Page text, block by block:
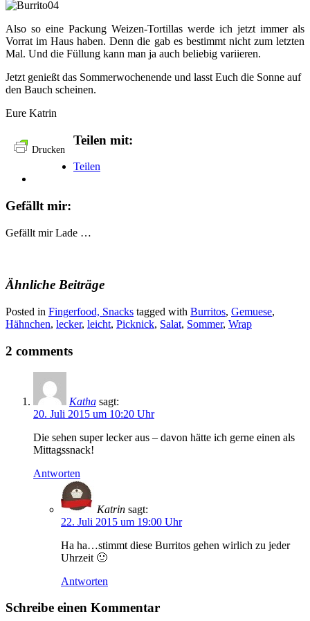
Also so eine Packung Weizen-Tortillas werde ich jetzt immer als
Vorrat im Haus haben. Denn die gab es bestimmt nicht zum letzten
Mal. Und die Füllung kann man ja auch beliebig variieren.
Jetzt genießt das Sommerwochenende und lasst Euch die Sonne auf
den Bauch scheinen.
Eure Katrin
Drucken
Teilen mit:
Teilen
Gefällt mir:
Gefällt mir Lade …
Ähnliche Beiträge
Posted in Fingerfood, Snacks tagged with Burritos, Gemuese,
Hähnchen, lecker, leicht, Picknick, Salat, Sommer, Wrap
2 comments
Katha sagt:
20. Juli 2015 um 10:20 Uhr
Die sehen super lecker aus – davon hätte ich gerne einen als
Mittagssnack!
Antworten
Katrin sagt:
22. Juli 2015 um 19:00 Uhr
Ha ha…stimmt diese Burritos gehen wirlich zu jeder
Uhrzeit 🙂
Antworten
Schreibe einen Kommentar